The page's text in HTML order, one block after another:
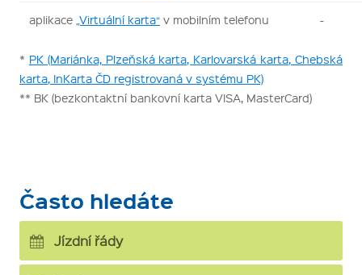
aplikace „Virtuální karta“ v mobilním telefonu -
* PK (Mariánka, Plzeňská karta, Karlovarská karta, Chebská
karta, InKarta ČD registrovaná v systému PK)
** BK (bezkontaktní bankovní karta VISA, MasterCard)
Často hledáte
Jízdní řády